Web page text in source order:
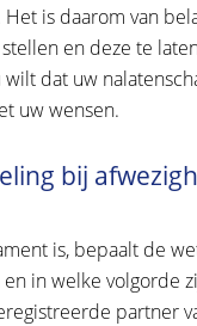
is daarom van
en deze te
wilt dat uw
uw wensen.
bij
is, bepaalt de
in welke volgorde
partner